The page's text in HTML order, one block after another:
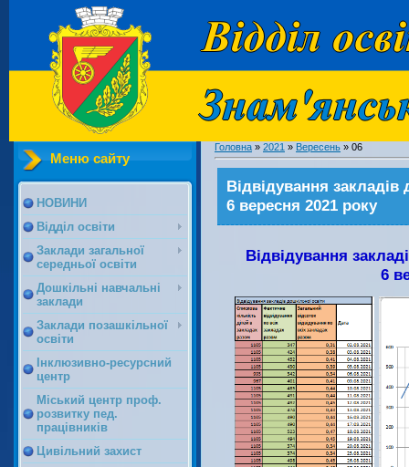
Меню сайту
НОВИНИ
Відділ освіти
Заклади загальної
середньої освіти
Дошкільні навчальні
заклади
Заклади позашкільної
освіти
Інклюзивно-ресурсний
центр
Міський центр проф.
розвитку пед.
працівників
Цивільний захист
Головна » 2021 » Вересень » 06
Відвідування закладів
6 вересня 2021 року
Відвідування
6